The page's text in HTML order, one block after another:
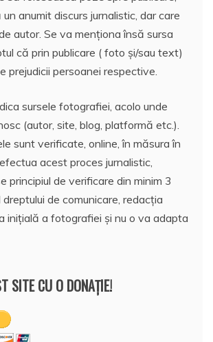
anumit discurs jurnalistic, dar care
autor. Se va menționa însă sursa
că prin publicare ( foto și/sau text)
prejudicii persoanei respective.
sursele fotografiei, acolo unde
(autor, site, blog, platformă etc.).
sunt verificate, online, în măsura în
acest proces jurnalistic,
principiul de verificare din minim 3
dreptului de comunicare, redacția
inițială a fotografiei și nu o va adapta
SITE CU O DONAȚIE!